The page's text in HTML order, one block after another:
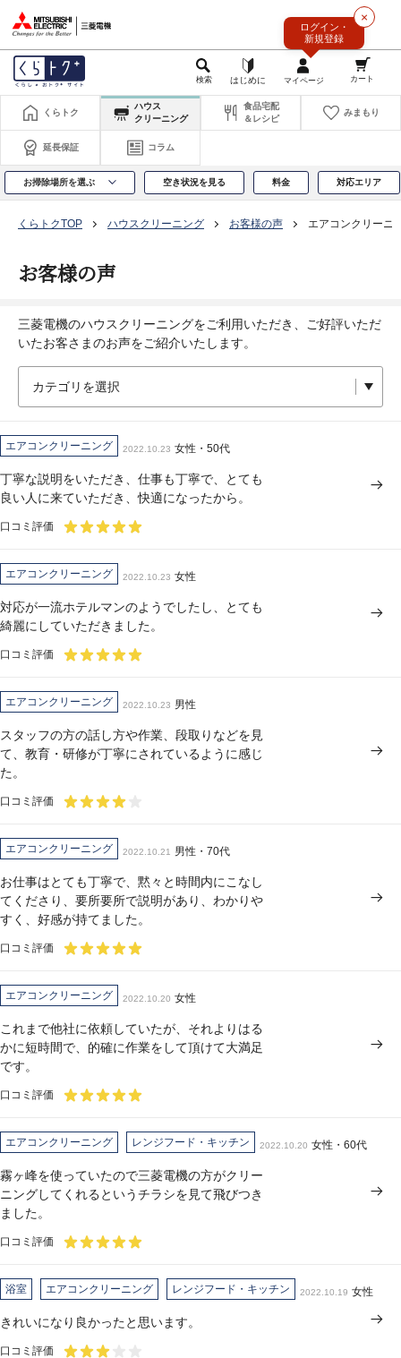
×
ログイン・
新規登録
くらトク
ハウス
クリーニング
食品宅配
＆レシピ
みまもり
延長保証 コラム
お掃除場所を選ぶ 空き状況を見る 料金 対応エリア
くらトクTOP ハウスクリーニング お客様の声 エアコンクリーニ
お客様の声
三菱電機のハウスクリーニングをご利用いただき、ご好評いただ
いたお客さまのお声をご紹介いたします。
エアコンクリーニング 2022.10.23 女性・50代
丁寧な説明をいただき、仕事も丁寧で、とても
良い人に来ていただき、快適になったから。
口コミ評価
エアコンクリーニング 2022.10.23 女性
対応が一流ホテルマンのようでしたし、とても
綺麗にしていただきました。
口コミ評価
エアコンクリーニング 2022.10.23 男性
スタッフの方の話し方や作業、段取りなどを見
て、教育・研修が丁寧にされているように感じ
た。
口コミ評価
エアコンクリーニング 2022.10.21 男性・70代
お仕事はとても丁寧で、黙々と時間内にこなし
てくださり、要所要所で説明があり、わかりや
すく、好感が持てました。
口コミ評価
エアコンクリーニング 2022.10.20 女性
これまで他社に依頼していたが、それよりはる
かに短時間で、的確に作業をして頂けて大満足
です。
口コミ評価
エアコンクリーニング レンジフード・キッチン 2022.10.20 女性・60代
霧ヶ峰を使っていたので三菱電機の方がクリー
ニングしてくれるというチラシを見て飛びつき
ました。
口コミ評価
浴室 エアコンクリーニング レンジフード・キッチン 2022.10.19 女性
きれいになり良かったと思います。
口コミ評価